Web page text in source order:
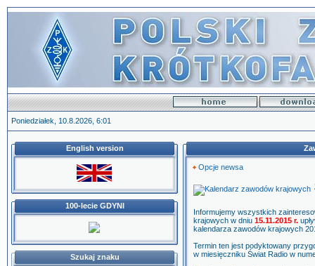
Poniedziałek, 10.8.2026, 6:01
English version
100-lecie GDYNI
Szukaj znaku
Opcje newsa
Informujemy wszystkich
krajowych w dniu 15.11.2015 r.
kalendarza zawodów krajowych
Termin ten jest podyktowany
w miesięczniku Świat Radio w